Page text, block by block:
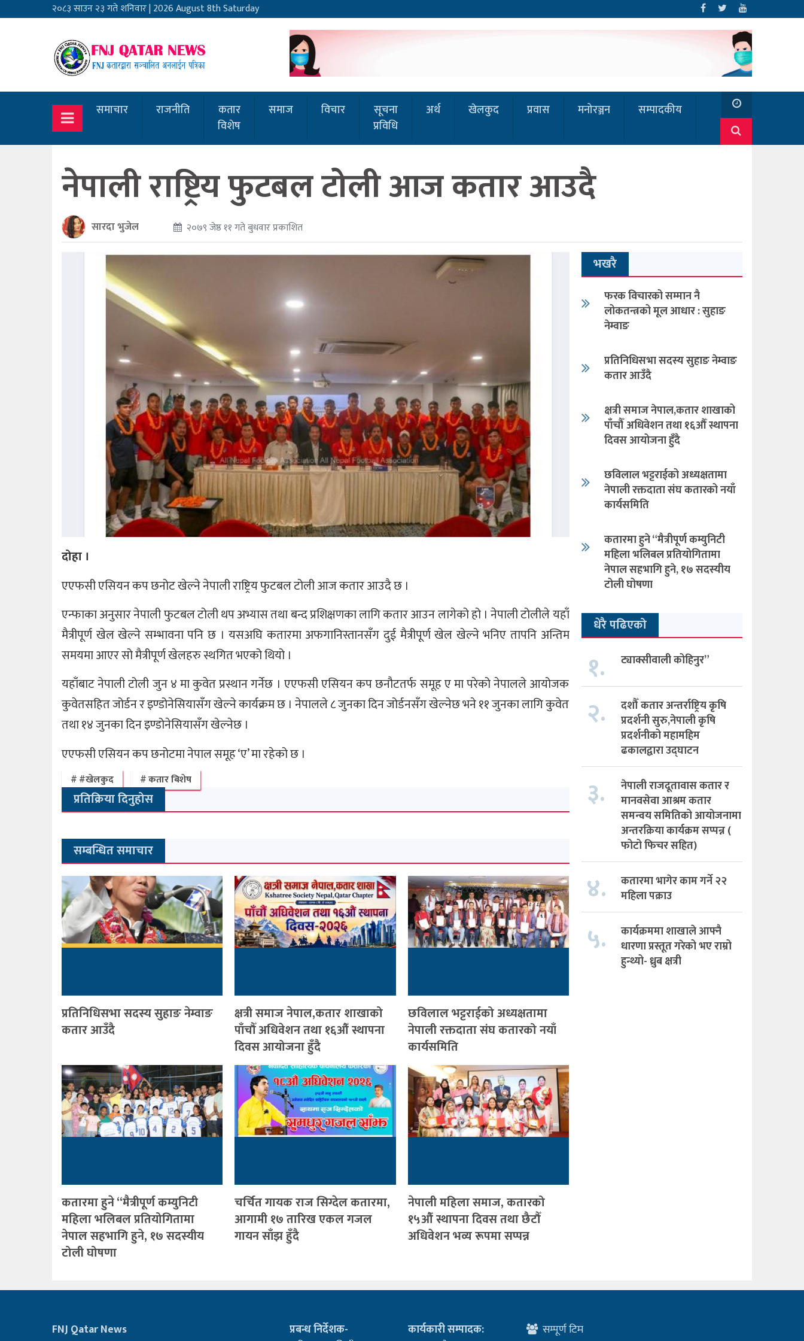
२०८३ साउन २३ गते शनिवार|2026 August 8th Saturday
समाचार राजनीति
कतार
विशेष
समाज विचार
सूचना
प्रविधि
अर्थ खेलकुद प्रवास मनोरञ्जन सम्पादकीय
नेपाली राष्ट्रिय फुटबल टोली आज कतार आउदै
सारदा भुजेल २०७९ जेष्ठ ११ गते बुधवार प्रकाशित
दोहा ।
एएफसी एसियन कप छनोट खेल्ने नेपाली राष्ट्रिय फुटबल टोली आज कतार आउदै छ ।
एन्फाका अनुसार नेपाली फुटबल टोली थप अभ्यास तथा बन्द प्रशिक्षणका लागि कतार आउन लागेको हो । नेपाली टोलीले यहाँ
मैत्रीपूर्ण खेल खेल्ने सम्भावना पनि छ । यसअघि कतारमा अफगानिस्तानसँग दुई मैत्रीपूर्ण खेल खेल्ने भनिए तापनि अन्तिम
समयमा आएर सो मैत्रीपूर्ण खेलहरु स्थगित भएको थियो ।
यहाँबाट नेपाली टोली जुन ४ मा कुवेत प्रस्थान गर्नेछ । एएफसी एसियन कप छनौटतर्फ समूह ए मा परेको नेपालले आयोजक
कुवेतसहित जोर्डन र इण्डोनेसियासँग खेल्ने कार्यक्रम छ । नेपालले ८ जुनका दिन जोर्डनसँग खेल्नेछ भने ११ जुनका लागि कुवेत
तथा १४ जुनका दिन इण्डोनेसियासँग खेल्नेछ ।
एएफसी एसियन कप छनोटमा नेपाल समूह ‘ए’ मा रहेको छ ।
#खेलकुद कतार बिशेष
प्रतिक्रिया दिनुहोस
सम्बन्धित समाचार
प्रतिनिधिसभा सदस्य सुहाङ नेम्वाङ
कतार आउँदै
क्षत्री समाज नेपाल,कतार शाखाको
पाँचौँ अधिवेशन तथा १६औँ स्थापना
दिवस आयोजना हुँदै
छविलाल भट्टराईको अध्यक्षतामा
नेपाली रक्तदाता संघ कतारको नयाँ
कार्यसमिति
कतारमा हुने “मैत्रीपूर्ण कम्युनिटी
महिला भलिबल प्रतियोगितामा
नेपाल सहभागि हुने, १७ सदस्यीय
टोली घोषणा
चर्चित गायक राज सिग्देल कतारमा,
आगामी १७ तारिख एकल गजल
गायन साँझ हुँदै
नेपाली महिला समाज, कतारको
१५औँ स्थापना दिवस तथा छैटौँ
अधिवेशन भव्य रूपमा सप्पन्न
भखरै
फरक विचारको सम्मान नै
लोकतन्त्रको मूल आधार : सुहाङ
नेम्वाङ
प्रतिनिधिसभा सदस्य सुहाङ नेम्वाङ
कतार आउँदै
क्षत्री समाज नेपाल,कतार शाखाको
पाँचौँ अधिवेशन तथा १६औँ स्थापना
दिवस आयोजना हुँदै
छविलाल भट्टराईको अध्यक्षतामा
नेपाली रक्तदाता संघ कतारको नयाँ
कार्यसमिति
कतारमा हुने “मैत्रीपूर्ण कम्युनिटी
महिला भलिबल प्रतियोगितामा
नेपाल सहभागि हुने, १७ सदस्यीय
टोली घोषणा
धेरै पढिएको
१. ट्याक्सीवाली कोहिनुर”
२.
दशौँ कतार अन्तर्राष्ट्रिय कृषि
प्रदर्शनी सुरु,नेपाली कृषि
प्रदर्शनीको महामहिम
ढकालद्वारा उद्घाटन
३.
नेपाली राजदूतावास कतार र
मानवसेवा आश्रम कतार
समन्वय समितिको आयोजनामा
अन्तरक्रिया कार्यक्रम सप्पन्न (
फोटो फिचर सहित)
४.
कतारमा भागेर काम गर्ने २२
महिला पक्राउ
५.
कार्यक्रममा शाखाले आफ्नै
धारणा प्रस्तूत गरेको भए राम्रो
हुन्थ्यो- ध्रुब क्षत्री
FNJ Qatar News
प्रबन्ध निर्देशक-
कार्यकारी सम्पादक:
सम्पूर्ण टिम